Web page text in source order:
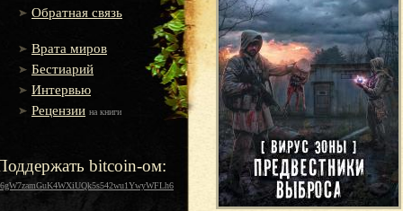
Обратная связь
Врата миров
Бестиарий
Интервью
Рецензии на книги
bitcoin-ом: